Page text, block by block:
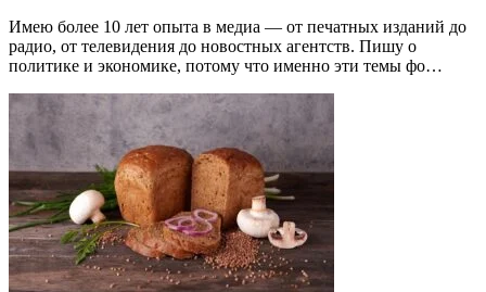
Имею более 10 лет опыта в медиа — от печатных изданий до
радио, от телевидения до новостных агентств. Пишу о
политике и экономике, потому что именно эти темы фо…